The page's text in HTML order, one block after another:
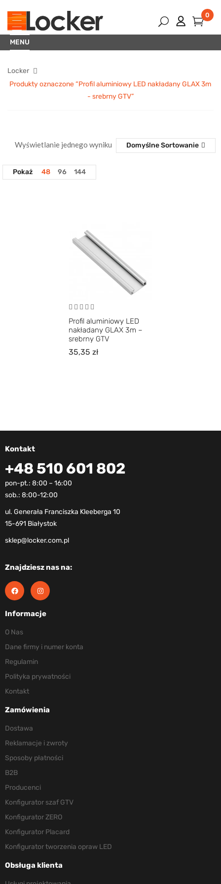
0
MENU
Locker
Produkty oznaczone “Profil aluminiowy LED nakładany GLAX 3m
- srebrny GTV”
Wyświetlanie jednego wyniku Domyślne Sortowanie
Pokaż 48 96 144
Profil aluminiowy LED
nakładany GLAX 3m –
srebrny GTV
35,35zł
Kontakt
+48 510 601 802
pon-pt.: 8:00 – 16:00
sob.: 8:00-12:00
ul. Generała Franciszka Kleeberga 10
15-691 Białystok
sklep@locker.com.pl
Znajdziesz nas na:
Informacje
O Nas
Dane firmy i numer konta
Regulamin
Polityka prywatności
Kontakt
Zamówienia
Dostawa
Reklamacje i zwroty
Sposoby płatności
B2B
Producenci
Konfigurator szaf GTV
Konfigurator ZERO
Konfigurator Placard
Konfigurator tworzenia opraw LED
Obsługa klienta